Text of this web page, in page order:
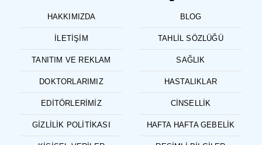
HAKKIMIZDA
İLETIŞIM
TANITIM VE REKLAM
DOKTORLARIMIZ
EDITÖRLERIMIZ
GIZLILIK POLITIKASI
BLOG
TAHLIL SÖZLÜĞÜ
SAĞLIK
HASTALIKLAR
CINSELLIK
HAFTA HAFTA GEBELIK